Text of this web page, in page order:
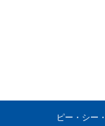
ピー・シー